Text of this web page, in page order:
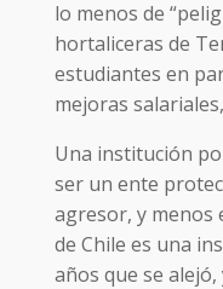
lo menos de
hortaliceras de
estudiantes en
mejoras
Una institución
ser un ente
agresor, y menos
de Chile es una
años que se